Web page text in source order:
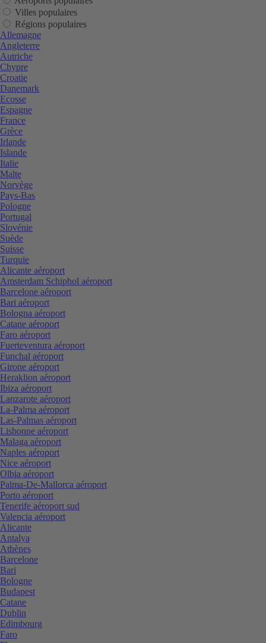
Villes populaires
Régions populaires
Allemagne
Angleterre
Autriche
Chypre
Croatie
Danemark
Ecosse
Espagne
France
Grèce
Irlande
Islande
Italie
Malte
Norvège
Pays-Bas
Pologne
Portugal
Slovénie
Suède
Suisse
Turquie
Alicante aéroport
Amsterdam Schiphol aéroport
Barcelone aéroport
Bari aéroport
Bologna aéroport
Catane aéroport
Faro aéroport
Fuerteventura aéroport
Funchal aéroport
Girone aéroport
Heraklion aéroport
Ibiza aéroport
Lanzarote aéroport
La-Palma aéroport
Las-Palmas aéroport
Lisbonne aéroport
Malaga aéroport
Naples aéroport
Nice aéroport
Olbia aéroport
Palma-De-Mallorca aéroport
Porto aéroport
Tenerife aéroport sud
Valencia aéroport
Alicante
Antalya
Athènes
Barcelone
Bari
Bologne
Budapest
Catane
Dublin
Edimbourg
Faro